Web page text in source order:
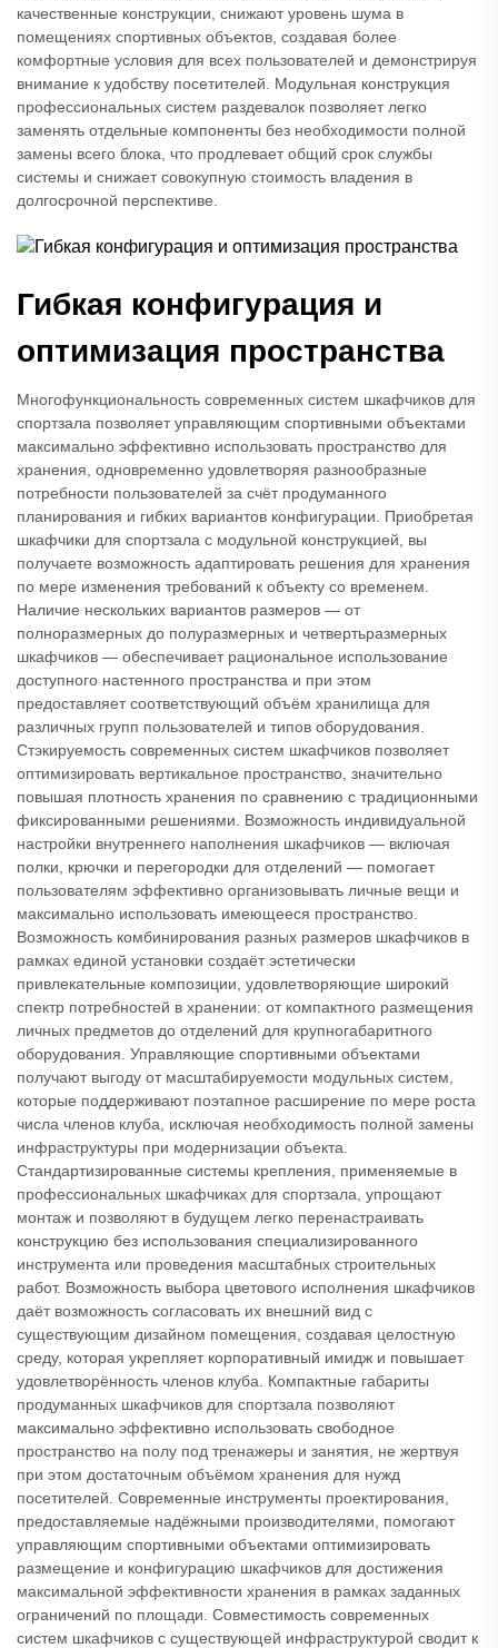
качественные конструкции, снижают уровень шума в
помещениях спортивных объектов, создавая более
комфортные условия для всех пользователей и демонстрируя
внимание к удобству посетителей. Модульная конструкция
профессиональных систем раздевалок позволяет легко
заменять отдельные компоненты без необходимости полной
замены всего блока, что продлевает общий срок службы
системы и снижает совокупную стоимость владения в
долгосрочной перспективе.
Гибкая конфигурация и
оптимизация пространства
Многофункциональность современных систем шкафчиков для
спортзала позволяет управляющим спортивными объектами
максимально эффективно использовать пространство для
хранения, одновременно удовлетворяя разнообразные
потребности пользователей за счёт продуманного
планирования и гибких вариантов конфигурации. Приобретая
шкафчики для спортзала с модульной конструкцией, вы
получаете возможность адаптировать решения для хранения
по мере изменения требований к объекту со временем.
Наличие нескольких вариантов размеров — от
полноразмерных до полуразмерных и четвертьразмерных
шкафчиков — обеспечивает рациональное использование
доступного настенного пространства и при этом
предоставляет соответствующий объём хранилища для
различных групп пользователей и типов оборудования.
Стэкируемость современных систем шкафчиков позволяет
оптимизировать вертикальное пространство, значительно
повышая плотность хранения по сравнению с традиционными
фиксированными решениями. Возможность индивидуальной
настройки внутреннего наполнения шкафчиков — включая
полки, крючки и перегородки для отделений — помогает
пользователям эффективно организовывать личные вещи и
максимально использовать имеющееся пространство.
Возможность комбинирования разных размеров шкафчиков в
рамках единой установки создаёт эстетически
привлекательные композиции, удовлетворяющие широкий
спектр потребностей в хранении: от компактного размещения
личных предметов до отделений для крупногабаритного
оборудования. Управляющие спортивными объектами
получают выгоду от масштабируемости модульных систем,
которые поддерживают поэтапное расширение по мере роста
числа членов клуба, исключая необходимость полной замены
инфраструктуры при модернизации объекта.
Стандартизированные системы крепления, применяемые в
профессиональных шкафчиках для спортзала, упрощают
монтаж и позволяют в будущем легко перенастраивать
конструкцию без использования специализированного
инструмента или проведения масштабных строительных
работ. Возможность выбора цветового исполнения шкафчиков
даёт возможность согласовать их внешний вид с
существующим дизайном помещения, создавая целостную
среду, которая укрепляет корпоративный имидж и повышает
удовлетворённость членов клуба. Компактные габариты
продуманных шкафчиков для спортзала позволяют
максимально эффективно использовать свободное
пространство на полу под тренажеры и занятия, не жертвуя
при этом достаточным объёмом хранения для нужд
посетителей. Современные инструменты проектирования,
предоставляемые надёжными производителями, помогают
управляющим спортивными объектами оптимизировать
размещение и конфигурацию шкафчиков для достижения
максимальной эффективности хранения в рамках заданных
ограничений по площади. Совместимость современных
систем шкафчиков с существующей инфраструктурой сводит к